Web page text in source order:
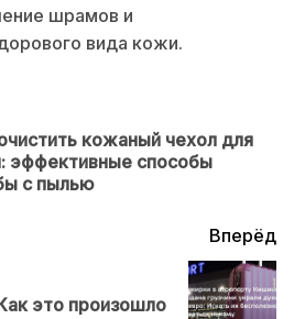
шрамов и
вида кожи.
кожаный чехол для
эффективные способы
с пылью
Вперёд
это произошло